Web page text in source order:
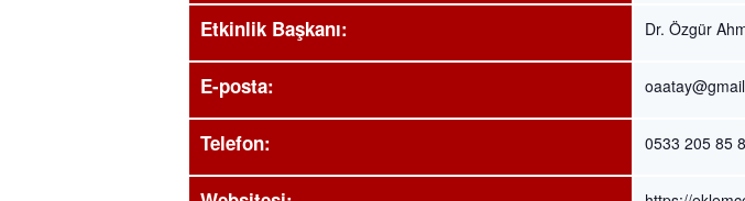
Etkinlik Başkanı:
E-posta:
Telefon:
Dr. Özgür
0533 205 85